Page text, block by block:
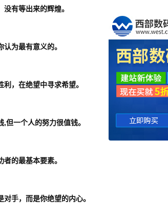
有等出来的辉煌。
为最有意义的。
，在绝望中寻求希望。
但一个人的努力很值钱。
的最基本要素。
手，而是你绝望的内心。